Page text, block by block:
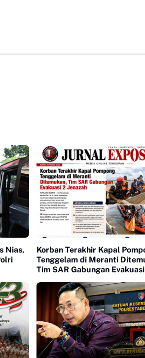
Nias,
Korban Terakhir Kapal
Tenggelam di Meranti
Tim SAR Gabungan